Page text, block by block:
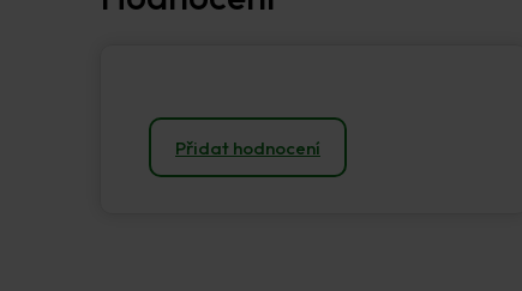
Přidat hodnocení